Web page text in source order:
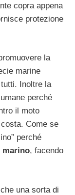
copra appena
protezione
la
marine
Inoltre la
perché
il moto
Come se
perché
marino, facendo
una sorta di